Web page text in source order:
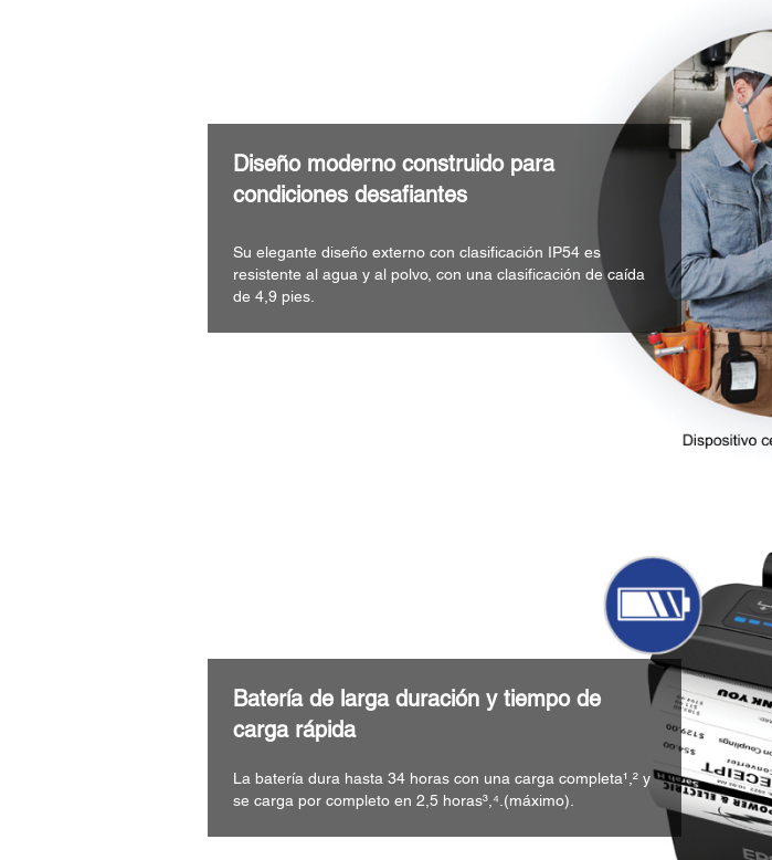
Diseño moderno construido para
condiciones desafiantes
Su elegante diseño externo con clasificación IP54 es
resistente al agua y al polvo, con una clasificación de caída
de 4,9 pies.
Batería de larga duración y tiempo de
carga rápida
La batería dura hasta 34 horas con una carga completa¹,² y
se carga por completo en 2,5 horas³,⁴.(máximo).